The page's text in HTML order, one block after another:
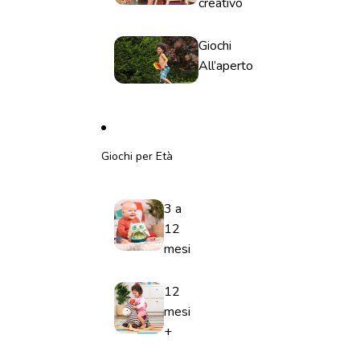
Giochi
All’aperto
Giochi per Età
3 a
12
mesi
12
mesi
+